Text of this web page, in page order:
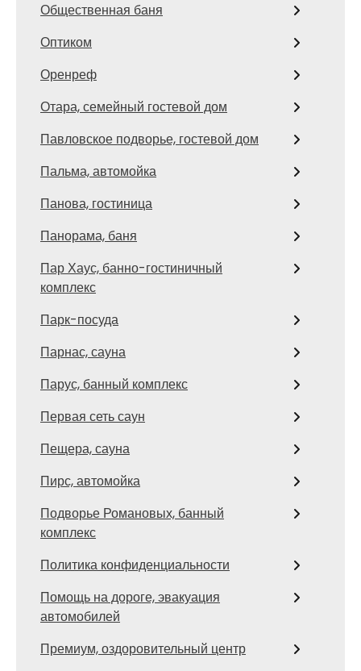
Общественная баня
Оптиком
Оренреф
Отара, семейный гостевой дом
Павловское подворье, гостевой дом
Пальма, автомойка
Панова, гостиница
Панорама, баня
Пар Хаус, банно-гостиничный
комплекс
Парк-посуда
Парнас, сауна
Парус, банный комплекс
Первая сеть саун
Пещера, сауна
Пирс, автомойка
Подворье Романовых, банный
комплекс
Политика конфиденциальности
Помощь на дороге, эвакуация
автомобилей
Премиум, оздоровительный центр